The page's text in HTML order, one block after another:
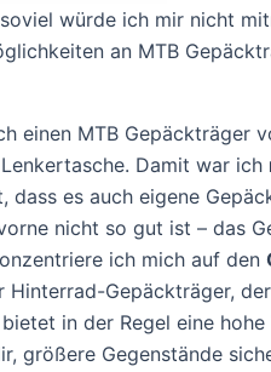
würde ich mir nicht
an MTB
einen MTB Gepäckträger
Damit war ich
dass es auch eigene
nicht so gut ist – das
ich mich auf den
Hinterrad-Gepäckträger,
in der Regel eine
größere Gegenstände